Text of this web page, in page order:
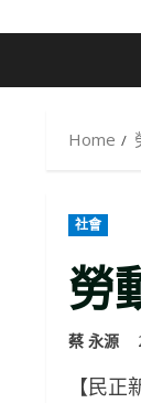
Home
社會
勞
蔡 永源
【民